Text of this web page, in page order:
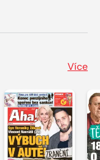
Více